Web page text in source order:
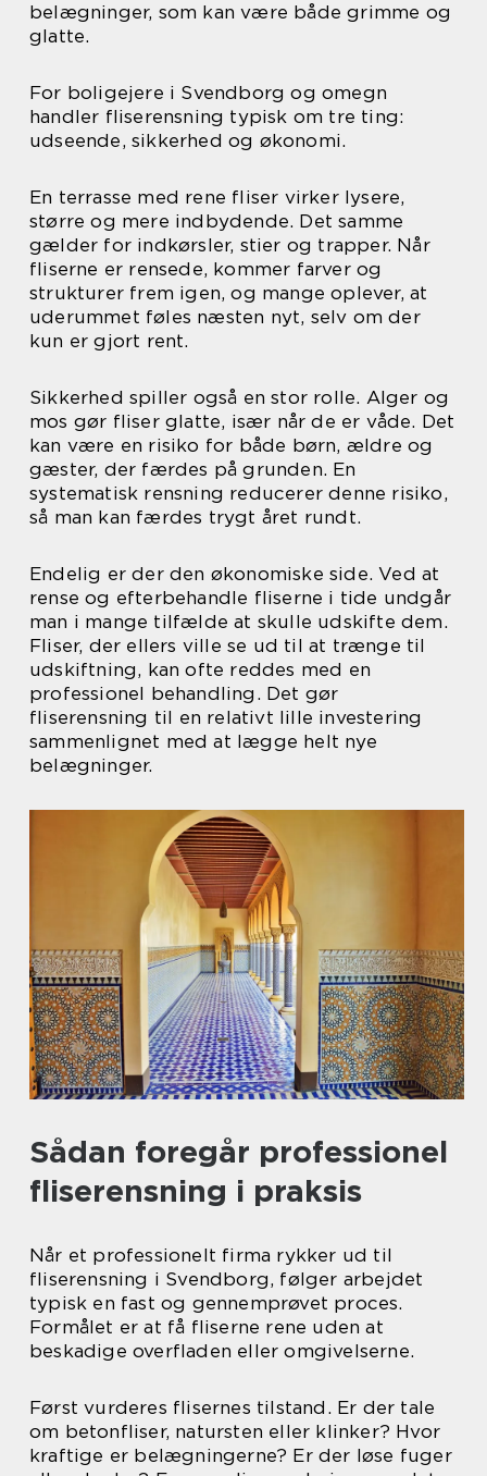
belægninger, som kan være både grimme og
glatte.
For boligejere i Svendborg og omegn
handler fliserensning typisk om tre ting:
udseende, sikkerhed og økonomi.
En terrasse med rene fliser virker lysere,
større og mere indbydende. Det samme
gælder for indkørsler, stier og trapper. Når
fliserne er rensede, kommer farver og
strukturer frem igen, og mange oplever, at
uderummet føles næsten nyt, selv om der
kun er gjort rent.
Sikkerhed spiller også en stor rolle. Alger og
mos gør fliser glatte, især når de er våde. Det
kan være en risiko for både børn, ældre og
gæster, der færdes på grunden. En
systematisk rensning reducerer denne risiko,
så man kan færdes trygt året rundt.
Endelig er der den økonomiske side. Ved at
rense og efterbehandle fliserne i tide undgår
man i mange tilfælde at skulle udskifte dem.
Fliser, der ellers ville se ud til at trænge til
udskiftning, kan ofte reddes med en
professionel behandling. Det gør
fliserensning til en relativt lille investering
sammenlignet med at lægge helt nye
belægninger.
Sådan foregår professionel
fliserensning i praksis
Når et professionelt firma rykker ud til
fliserensning i Svendborg, følger arbejdet
typisk en fast og gennemprøvet proces.
Formålet er at få fliserne rene uden at
beskadige overfladen eller omgivelserne.
Først vurderes flisernes tilstand. Er der tale
om betonfliser, natursten eller klinker? Hvor
kraftige er belægningerne? Er der løse fuger